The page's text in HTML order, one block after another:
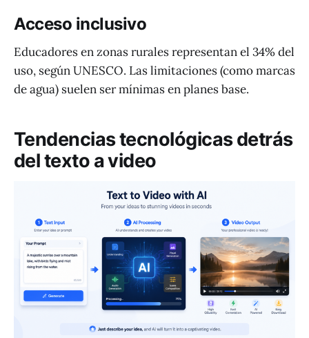
Acceso inclusivo
Educadores en zonas rurales representan el 34% del
uso, según UNESCO. Las limitaciones (como marcas
de agua) suelen ser mínimas en planes base.
Tendencias tecnológicas detrás
del texto a video